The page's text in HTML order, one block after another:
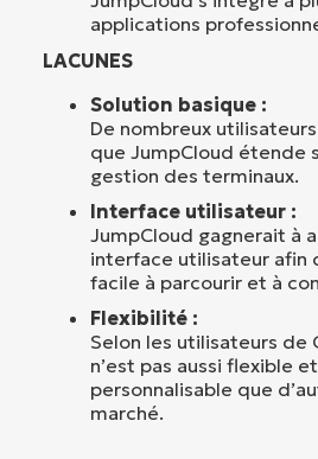
applications
LACUNES
Solution basique :
De nombreux
que JumpCloud étende
gestion des terminaux.
Interface utilisateur :
JumpCloud gagnerait à
interface utilisateur afin
facile à parcourir et à
Flexibilité :
Selon les utilisateurs de
n’est pas aussi flexible
personnalisable que
marché.